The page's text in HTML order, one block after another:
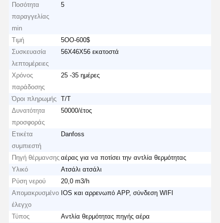
Ποσότητα
παραγγελίας
min
5
Τιμή
5OO-600$
Συσκευασία
λεπτομέρειες
56X46X56 εκατοστά
Χρόνος
παράδοσης
25 -35 ημέρες
Όροι πληρωμής
Τ/Τ
Δυνατότητα
προσφοράς
50000/έτος
Ετικέτα
συμπιεστή
Danfoss
Πηγή θέρμανσης αέρας για να ποτίσει την αντλία θερμότητας
Υλικό
Ατσάλι ατσάλι
Ρύση νερού
20,0 m3/h
Απομακρυσμένο
έλεγχο
IOS και αρρενωπό APP, σύνδεση WIFI
Τύπος
Αντλία θερμότητας πηγής αέρα